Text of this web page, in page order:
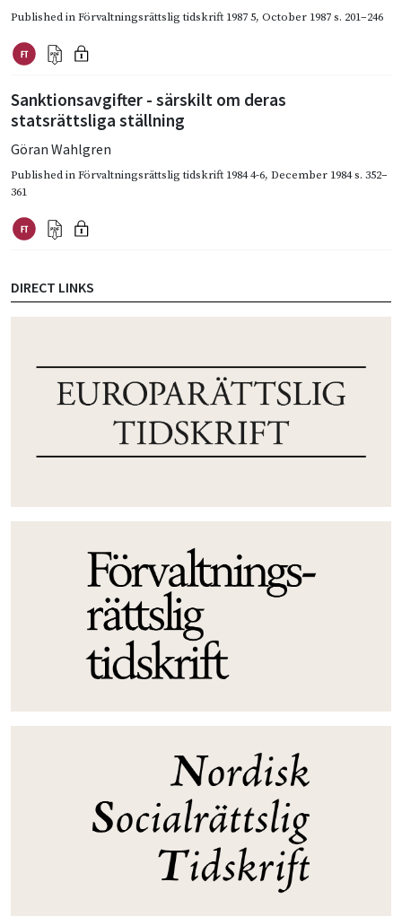
Published inFörvaltningsrättslig tidskrift 1987 5, October 1987s. 201–246
Sanktionsavgifter - särskilt om deras
statsrättsliga ställning
Göran Wahlgren
Published inFörvaltningsrättslig tidskrift 1984 4-6, December 1984s. 352–
361
DIRECT LINKS